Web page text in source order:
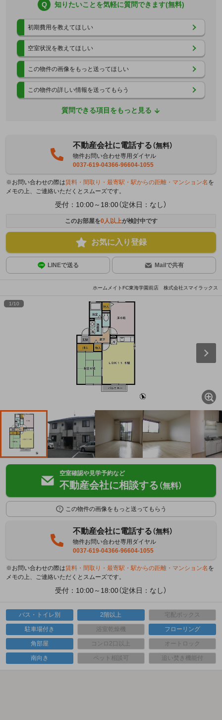
Q 知りたいことを気軽に質問できます(無料)
初期費用を教えてほしい
空室状況を教えてほしい
この物件の画像をもっと送ってほしい
この物件の詳しい情報を送ってもらう
質問できる項目をもっと見る
不動産会社に電話する（無料）
物件お問い合わせ専用ダイヤル
0037-619-04366-96604-1055
※お問い合わせの際は賃料・間取り・最寄駅・駅からの距離・マンション名 を
メモの上、ご連絡いただくとスムーズです。
受付：10:00～18:00（定休日：なし）
このお部屋を0人以上が検討中です
お気に入り登録
LINEで送る Mailで共有
ホームメイトFC東海学園前店 株式会社スマイラックス
1/10
空室確認や見学予約など
不動産会社に相談する （無料）
この物件の画像をもっと送ってもらう
不動産会社に電話する（無料）
物件お問い合わせ専用ダイヤル
0037-619-04366-96604-1055
※お問い合わせの際は賃料・間取り・最寄駅・駅からの距離・マンション名 を
メモの上、ご連絡いただくとスムーズです。
受付：10:00～18:00（定休日：なし）
バス・トイレ別 2階以上 宅配ボックス
駐車場付き 浴室乾燥機 フローリング
角部屋 コンロ2口以上 オートロック
南向き ペット相談可 追い焚き機能付